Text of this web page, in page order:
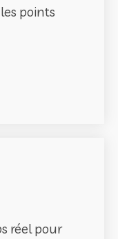
points
réel pour